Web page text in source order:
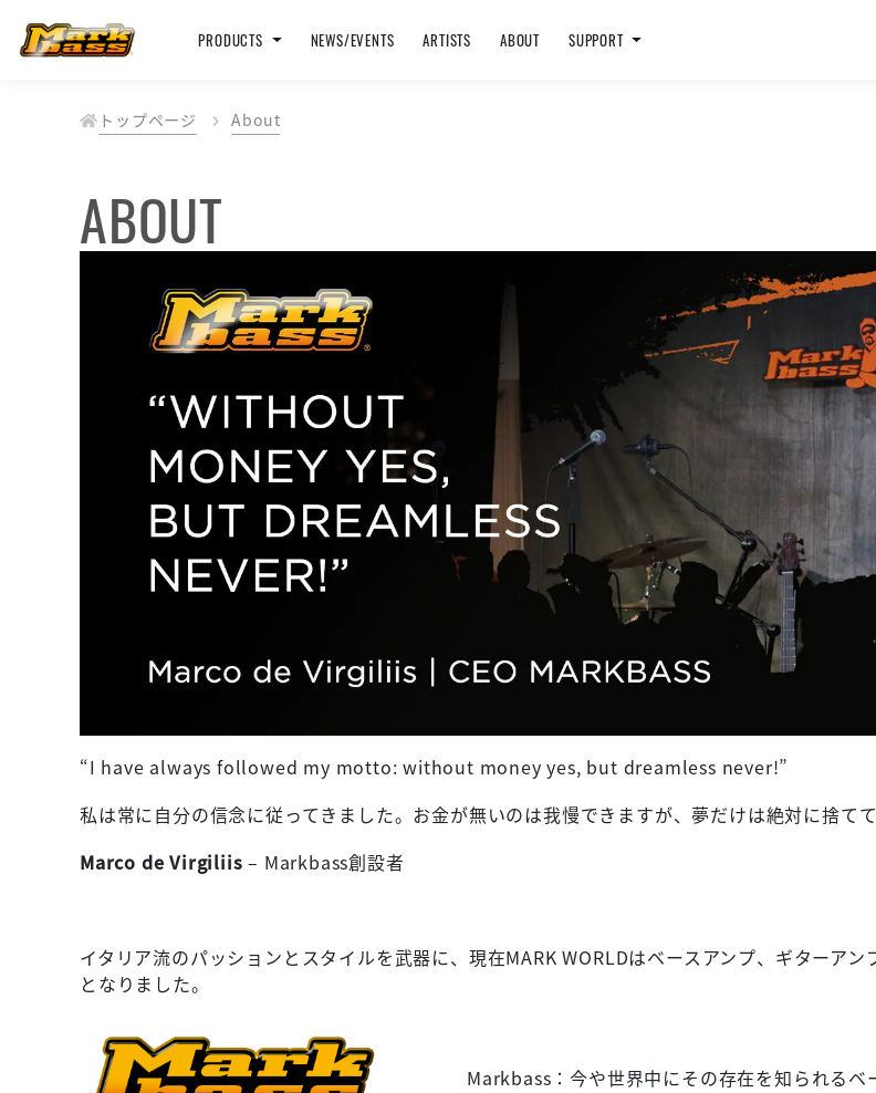
PRODUCTS NEWS/EVENTS ARTISTS ABOUT SUPPORT
トップページ About
ABOUT
“I have always followed my motto: without money yes, but dreamless never!”
私は常に自分の信念に従ってきました。お金が無いのは我慢できますが、夢だけは絶対に捨て
Marco de Virgiliis – Markbass創設者
イタリア流のパッションとスタイルを武器に、現在MARK WORLDはベースアンプ、ギターア
となりました。
Markbass：今や世界中にその存在を知られるベ